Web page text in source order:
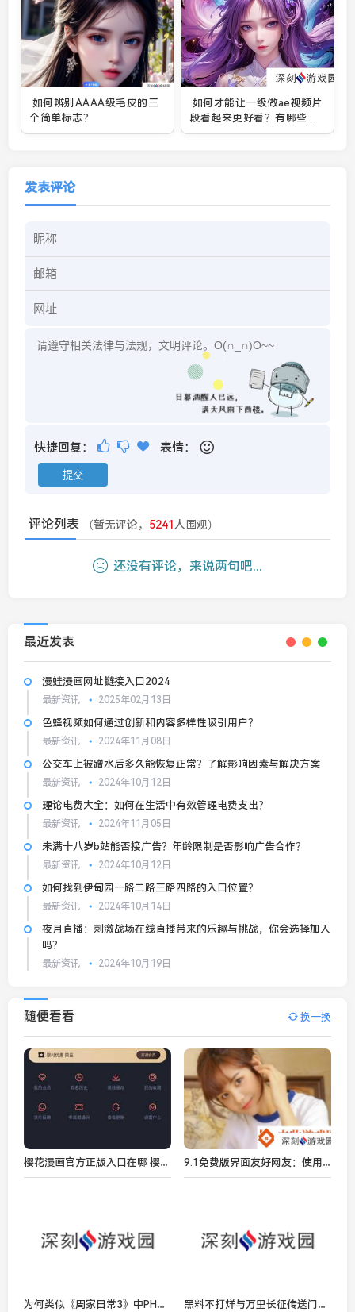
如何辨别AAAA级毛皮的三
个简单标志？
如何才能让一级做ae视频片
段看起来更好看？有哪些实
用技巧？
发表评论
快捷回复： 表情：
评论列表 （暂无评论， 5241人围观）
还没有评论，来说两句吧...
最近发表
漫蛙漫画网址链接入口2024
最新资讯 2025年02月13日
色蜂视频如何通过创新和内容多样性吸引用户？
最新资讯 2024年11月08日
公交车上被蹭水后多久能恢复正常？了解影响因素与解决方案
最新资讯 2024年10月12日
理论电费大全：如何在生活中有效管理电费支出？
最新资讯 2024年11月05日
未满十八岁b站能否接广告？年龄限制是否影响广告合作？
最新资讯 2024年10月12日
如何找到伊甸园一路二路三路四路的入口位置？
最新资讯 2024年10月14日
夜月直播：刺激战场在线直播带来的乐趣与挑战，你会选择加入
吗？
最新资讯 2024年10月19日
随便看看 换一换
樱花漫画官方正版入口在哪 樱花漫画2024防走失地址入口一览 9.1免费版界面友好网友：使用起来非常顺手轻松上手！
为何类似《周家日常3》中PH乔舒的角色如此吸引观众？ 黑料不打烊与万里长征传送门隐藏入口到底有什么关系？